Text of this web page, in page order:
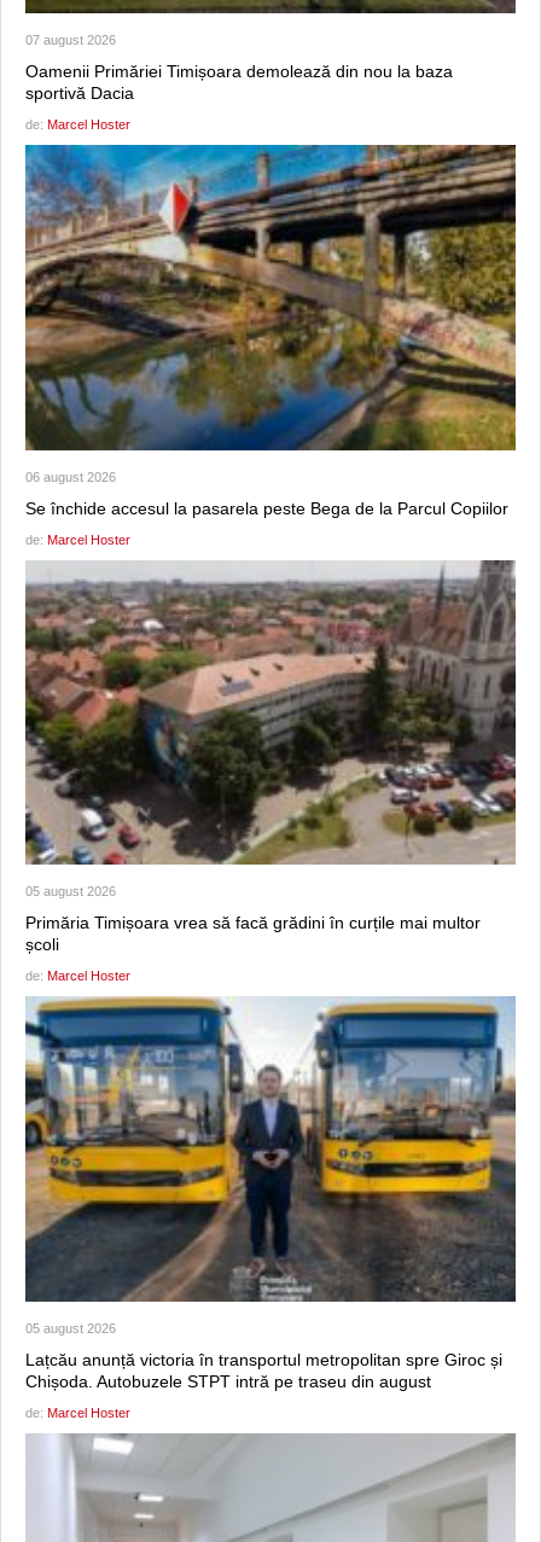
07 august 2026
Oamenii Primăriei Timișoara demolează din nou la baza
sportivă Dacia
de: Marcel Hoster
06 august 2026
Se închide accesul la pasarela peste Bega de la Parcul Copiilor
de: Marcel Hoster
05 august 2026
Primăria Timișoara vrea să facă grădini în curțile mai multor
școli
de: Marcel Hoster
05 august 2026
Lațcău anunță victoria în transportul metropolitan spre Giroc și
Chișoda. Autobuzele STPT intră pe traseu din august
de: Marcel Hoster